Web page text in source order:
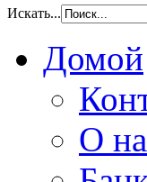
Искать...
Домой
О